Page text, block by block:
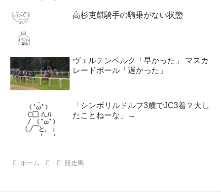
高杉吏麒騎手の騎乗がない状態
ヴェルテンベルク「早かった」 マスカ
レードボール「遅かった」
「シンボリルドルフ3歳でJC3着？大し
たことねーな」→
ホーム 競走馬